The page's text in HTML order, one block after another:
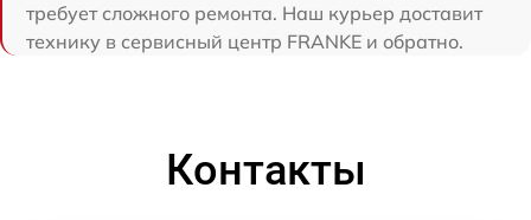
требует сложного ремонта. Наш курьер доставит
технику в сервисный центр FRANKE и обратно.
Контакты